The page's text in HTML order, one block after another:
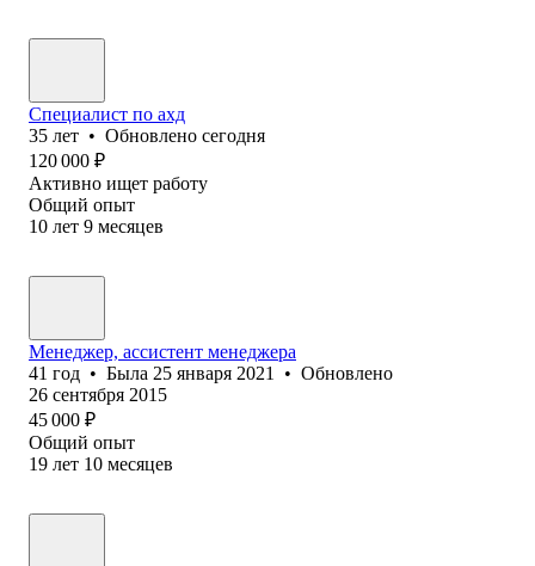
Специалист по ахд
35 лет • Обновлено сегодня
120 000 ₽
Активно ищет работу
Общий опыт
10 лет 9 месяцев
Менеджер, ассистент менеджера
41 год • Была 25 января 2021 • Обновлено
26 сентября 2015
45 000 ₽
Общий опыт
19 лет 10 месяцев